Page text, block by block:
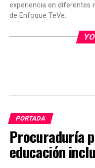
experiencia en diferentes
de Enfoque TeVe.
PORTADA
Procuraduría
educación